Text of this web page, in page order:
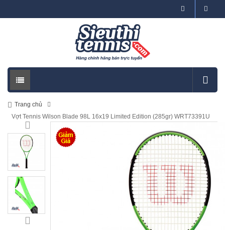
Trang chủ
Vợt Tennis Wilson Blade 98L 16x19 Limited Edition (285gr) WRT73391U